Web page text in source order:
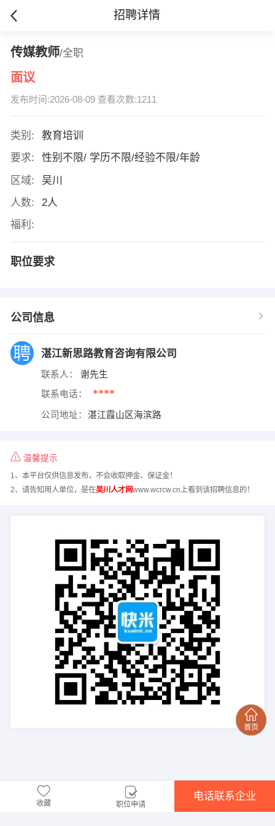
招聘详情
传媒教师/全职
面议
发布时间:2026-08-09 查看次数:1211
类别:
教育培训
要求:
性别不限/ 学历不限/经验不限/年龄
区域:
吴川
人数:
2人
福利:
职位要求
公司信息
湛江新思路教育咨询有限公司
联系人： 谢先生
联系电话： ****
公司地址： 湛江霞山区海滨路
温馨提示
1、本平台仅供信息发布，不会收取押金、保证金！
2、请告知用人单位，是在吴川人才网www.wcrcw.cn上看到该招聘信息的！
收藏 职位申请
电话联系企业